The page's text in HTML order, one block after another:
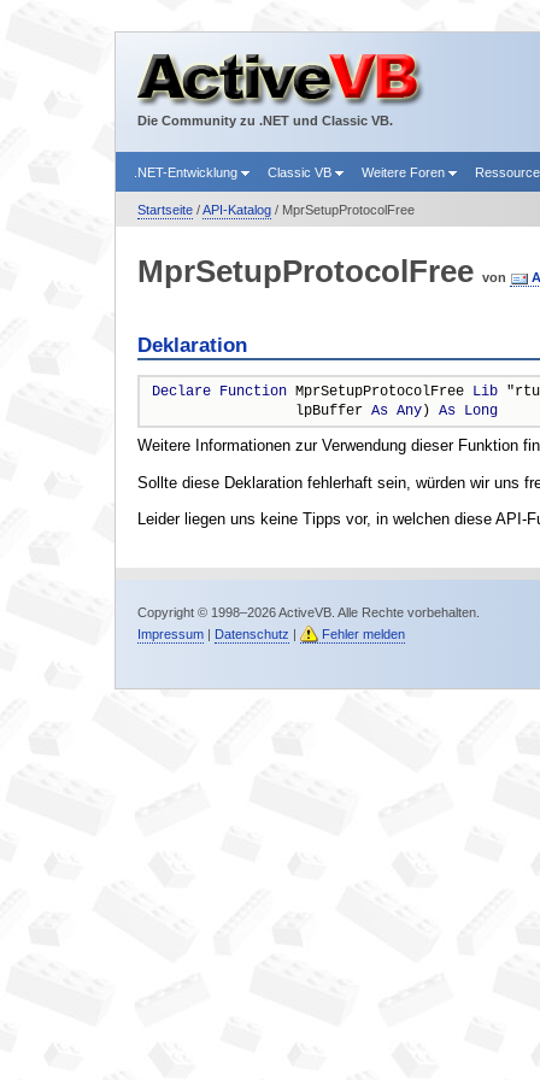
Die Community zu .NET und Classic VB.
.NET-Entwicklung Classic VB Weitere Foren
Startseite/API-Katalog/ MprSetupProtocolFree
MprSetupProtocolFree von
Deklaration
Declare Function MprSetupProtocolFree Lib
                 lpBuffer
As Any) As Long
Weitere Informationen zur Verwendung dieser Funktion
Sollte diese Deklaration fehlerhaft sein, würden wir uns
Leider liegen uns keine Tipps vor, in welchen diese API-
Copyright © 1998–2026 ActiveVB. Alle Rechte vorbehalten.
Impressum| Datenschutz Fehler melden